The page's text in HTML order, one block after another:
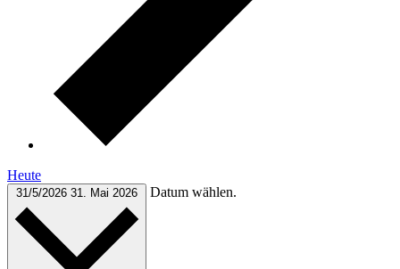
Heute
31/5/2026 31. Mai 2026 Datum wählen.